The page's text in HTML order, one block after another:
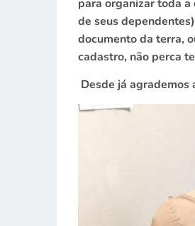
para organizar toda a
de seus
documento da terra,
cadastro, não perca
Desde já agrademos